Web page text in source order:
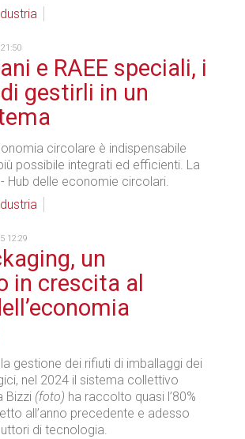
e RAEE speciali, i
gestirli in un
circolare è indispensabile
possibile integrati ed efficienti. La
Hub delle economie circolari.
12:29
un
in crescita al
gestione dei rifiuti di imballaggi dei
nel 2024 il sistema collettivo
Bizzi (foto) ha raccolto quasi l’80%
all’anno precedente e adesso
di tecnologia.